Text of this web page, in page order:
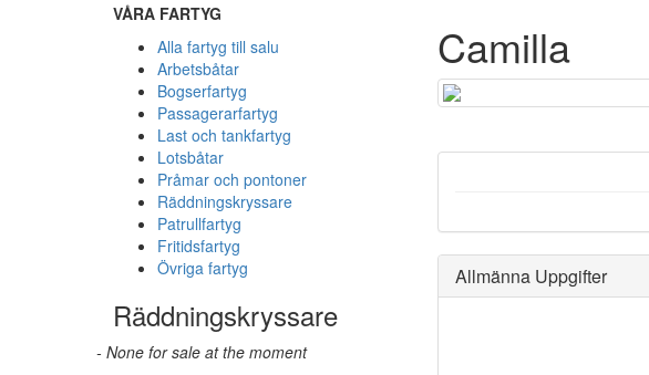
VÅRA FARTYG
Alla fartyg till salu
Arbetsbåtar
Bogserfartyg
Passagerarfartyg
Last och tankfartyg
Lotsbåtar
Pråmar och pontoner
Räddningskryssare
Patrullfartyg
Fritidsfartyg
Övriga fartyg
Räddningskryssare
- None for sale at the moment
Camilla
Allmänna Uppgifter